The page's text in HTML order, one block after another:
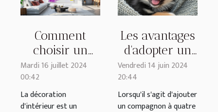
Comment
choisir un
tableau déco
transforme
votre intérieur
Mardi 16 juillet 2024
00:42
La décoration
d'intérieur est un
Les avantages
d'adopter un
chiot Pomsky
auprès d'un
élevage
familial dédié
Vendredi 14 juin 2024
20:44
Lorsqu'il s'agit d'ajouter
un compagnon à quatre